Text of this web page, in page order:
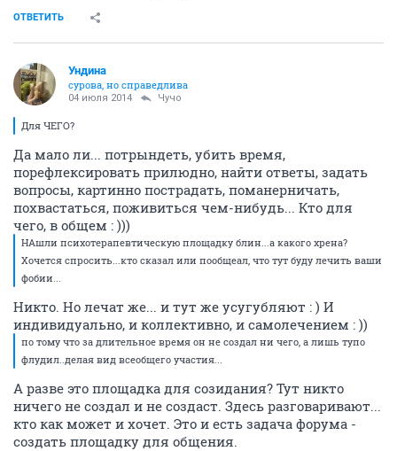
ОТВЕТИТЬ
Ундинa
сурова, но справедлива
04 июля 2014 Чучо
Для ЧЕГО?
Да мало ли... потрындеть, убить время,
порефлексировать прилюдно, найти ответы, задать
вопросы, картинно пострадать, поманерничать,
похвастаться, поживиться чем-нибудь... Кто для
чего, в общем : )))
НАшли психотерапевтическую площадку блин...а какого хрена?
Хочется спросить...кто сказал или пообщеал, что тут буду лечить ваши
фобии...
Никто. Но лечат же... и тут же усугубляют : ) И
индивидуально, и коллективно, и самолечением : ))
по тому что за длительное время он не создал ни чего, а лишь тупо
флудил..делая вид всеобщего участия...
А разве это площадка для созидания? Тут никто
ничего не создал и не создаст. Здесь разговаривают...
кто как может и хочет. Это и есть задача форума -
создать площадку для общения.